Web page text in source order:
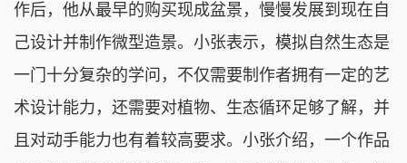
作后，他从最早的购买现成盆景，慢慢发展到现在自
己设计并制作微型造景。小张表示，模拟自然生态是
一门十分复杂的学问，不仅需要制作者拥有一定的艺
术设计能力，还需要对植物、生态循环足够了解，并
且对动手能力也有着较高要求。小张介绍，一个作品